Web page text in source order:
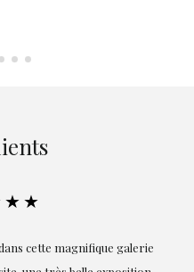
cette magnifique galerie